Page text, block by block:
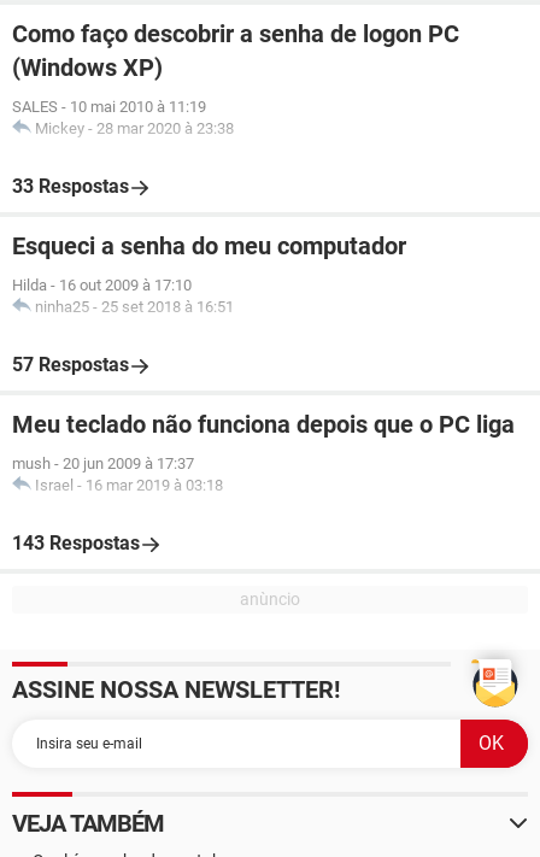
Como faço descobrir a senha de logon PC
(Windows XP)
SALES - 10 mai 2010 à 11:19
Mickey - 28 mar 2020 à 23:38
33 Respostas
Esqueci a senha do meu computador
Hilda - 16 out 2009 à 17:10
ninha25 - 25 set 2018 à 16:51
57 Respostas
Meu teclado não funciona depois que o PC liga
mush - 20 jun 2009 à 17:37
Israel - 16 mar 2019 à 03:18
143 Respostas
ASSINE NOSSA NEWSLETTER!
VEJA TAMBÉM